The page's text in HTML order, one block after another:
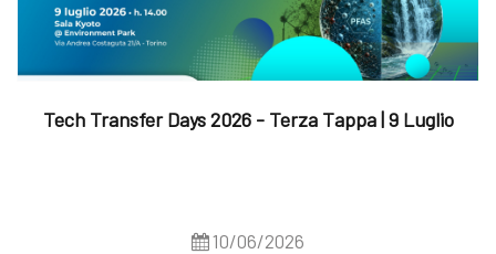
Tech Transfer Days 2026 - Terza Tappa | 9 Luglio
10/06/2026